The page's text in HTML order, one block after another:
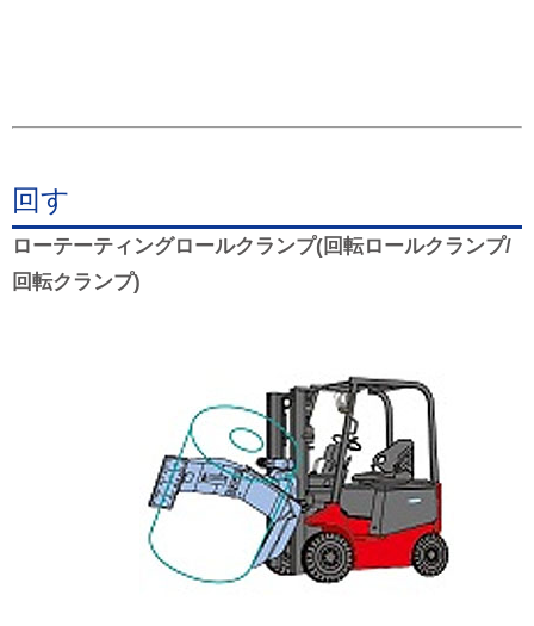
回す
ローテーティングロールクランプ(回転ロールクランプ/
回転クランプ)